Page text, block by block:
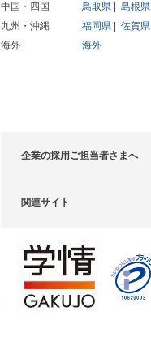
中国・四国
鳥取県 島根県
九州・沖縄
福岡県 佐賀県
海外
海外
企業の採用ご担当者さまへ
関連サイト